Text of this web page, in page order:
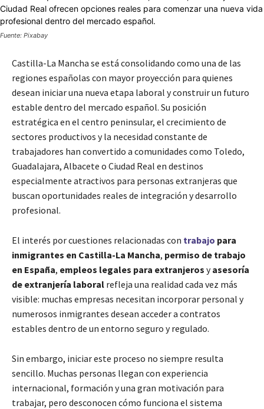
Fuente: Pixabay
Castilla-La Mancha se está consolidando como una de las
regiones españolas con mayor proyección para quienes
desean iniciar una nueva etapa laboral y construir un futuro
estable dentro del mercado español. Su posición
estratégica en el centro peninsular, el crecimiento de
sectores productivos y la necesidad constante de
trabajadores han convertido a comunidades como Toledo,
Guadalajara, Albacete o Ciudad Real en destinos
especialmente atractivos para personas extranjeras que
buscan oportunidades reales de integración y desarrollo
profesional.
El interés por cuestiones relacionadas con trabajo para
inmigrantes en Castilla-La Mancha, permiso de trabajo
en España, empleos legales para extranjeros yasesoría
de extranjería laboral refleja una realidad cada vez más
visible: muchas empresas necesitan incorporar personal y
numerosos inmigrantes desean acceder a contratos
estables dentro de un entorno seguro y regulado.
Sin embargo, iniciar este proceso no siempre resulta
sencillo. Muchas personas llegan con experiencia
internacional, formación y una gran motivación para
trabajar, pero desconocen cómo funciona el sistema